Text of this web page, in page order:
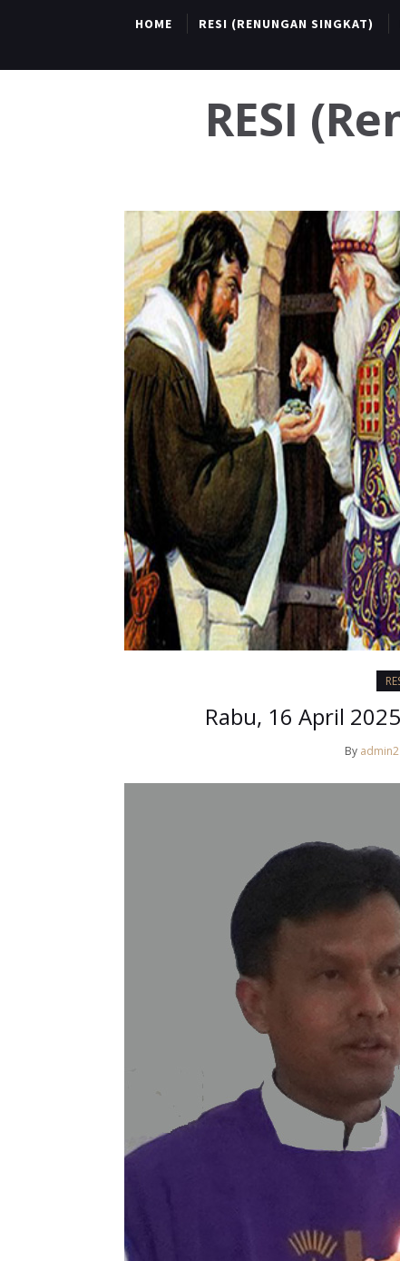
HOME RESI (RENUNGAN SINGKAT)
RESI
Rabu, 16 April
By admin2